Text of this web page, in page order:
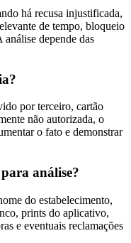
há recusa injustificada,
de tempo, bloqueio
depende das
por terceiro, cartão
não autorizada, o
o fato e demonstrar
análise?
do estabelecimento,
prints do aplicativo,
e eventuais reclamações